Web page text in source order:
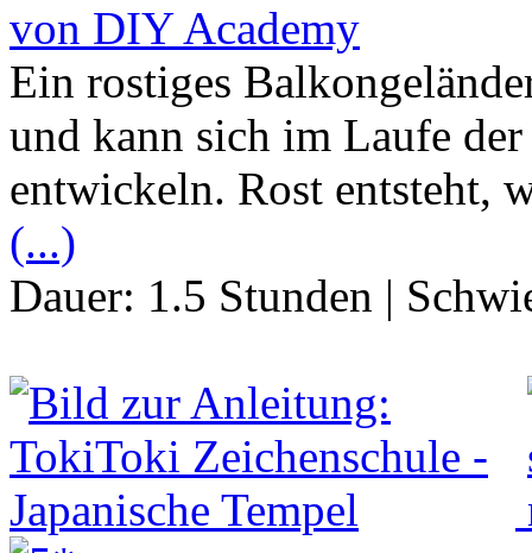
von DIY Academy
Ein rostiges
und kann sich im Laufe
entwickeln. Rost entsteht,
(...)
Dauer: 1.5 Stunden |